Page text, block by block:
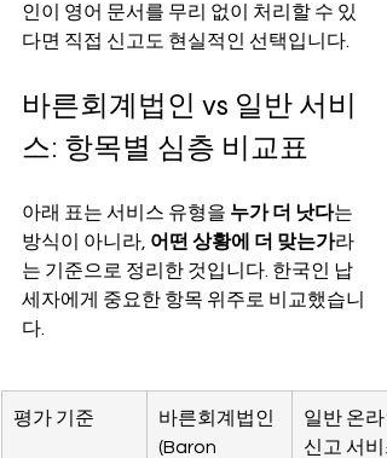
인이 영어 문서를 무리 없이 처리할 수 있
다면 직접 신고도 현실적인 선택입니다.
바른회계법인 vs 일반 서비
스: 항목별 심층 비교표
아래 표는 서비스 유형을 누가 더 낫다는
방식이 아니라, 어떤 상황에 더 맞는가라
는 기준으로 정리한 것입니다. 한국인 납
세자에게 중요한 항목 위주로 비교했습니
다.
평가 기준
바른회계법인
(Baron
일반 온라
신고 서비